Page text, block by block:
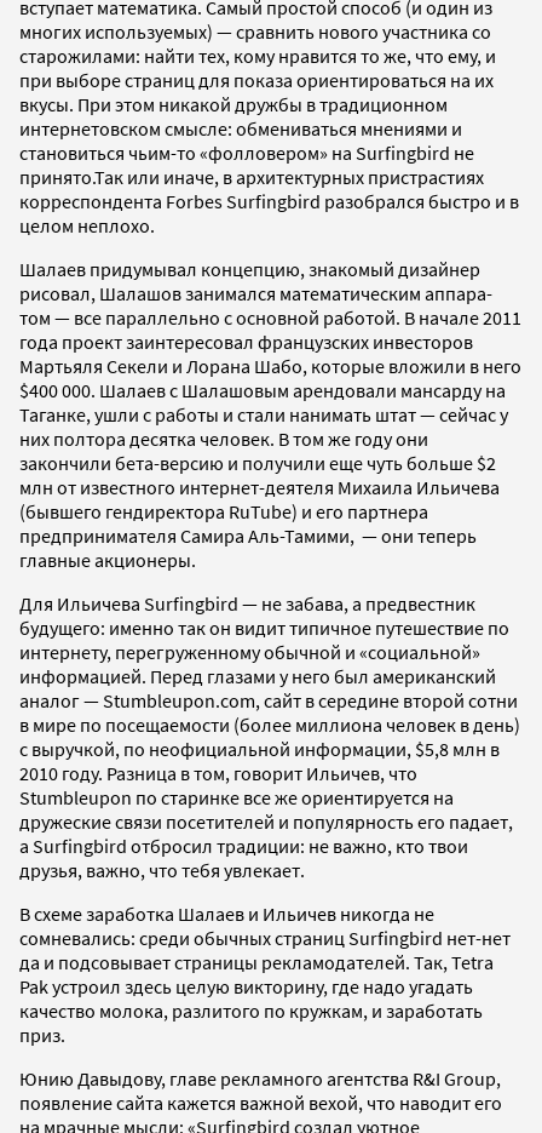
вступает математика. Самый простой способ (и один из
многих используемых) — сравнить нового участника со
старожилами: найти тех, кому нравится то же, что ему, и
при выборе страниц для показа ориентироваться на их
вкусы. При этом никакой дружбы в традиционном
интернетовском смысле: обмениваться мнениями и
становиться чьим-то «фолловером» на Surfingbird не
принято.Так или иначе, в архитектурных пристрастиях
корреспондента Forbes Surfingbird разобрался быстро и в
целом неплохо.
Шалаев придумывал концепцию, знакомый дизайнер
рисовал, Шалашов занимался математическим аппара-
том — все параллельно с основной работой. В начале 2011
года проект заинтересовал французских инвесторов
Мартьяля Секели и Лорана Шабо, которые вложили в него
$400 000. Шалаев с Шалашовым арендовали мансарду на
Таганке, ушли с работы и стали нанимать штат — сейчас у
них полтора десятка человек. В том же году они
закончили бета-версию и получили еще чуть больше $2
млн от известного интернет-деятеля Михаила Ильичева
(бывшего гендиректора RuTube) и его партнера
предпринимателя Самира Аль-Тамими, — они теперь
главные акционеры.
Для Ильичева Surfingbird — не забава, а предвестник
будущего: именно так он видит типичное путешествие по
интернету, перегруженному обычной и «социальной»
информацией. Перед глазами у него был американский
аналог — Stumbleupon.com, сайт в середине второй сотни
в мире по посещаемости (более миллиона человек в день)
с выручкой, по неофициальной информации, $5,8 млн в
2010 году. Разница в том, говорит Ильичев, что
Stumbleupon по старинке все же ориентируется на
дружеские связи посетителей и популярность его падает,
а Surfingbird отбросил традиции: не важно, кто твои
друзья, важно, что тебя увлекает.
В схеме заработка Шалаев и Ильичев никогда не
сомневались: среди обычных страниц Surfingbird нет-нет
да и подсовывает страницы рекламодателей. Так, Tetra
Pak устроил здесь целую викторину, где надо угадать
качество молока, разлитого по кружкам, и заработать
приз.
Юнию Давыдову, главе рекламного агентства R&I Group,
появление сайта кажется важной вехой, что наводит его
на мрачные мысли: «Surfingbird создал уютное